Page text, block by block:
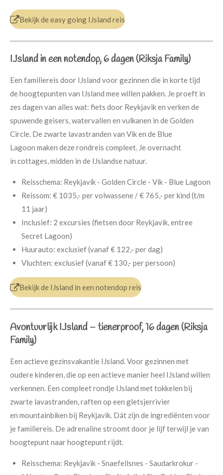
Bekijk de easy going IJsland reis
IJsland in een notendop, 6 dagen (Riksja Family)
Een familiereis door IJsland voor gezinnen die in korte tijd
de hoogtepunten van IJsland mee willen pakken. Je proeft in
zes dagen van alles wat: fiets door Reykjavik en verken de
spuwende geisers, watervallen en vulkanen in de Golden
Circle. De zwarte lavastranden van Vik en de Blue
Lagoon maken deze rondreis compleet. Je overnacht
in cottages, midden in de IJslandse natuur.
Reisschema: Reykjavík - Golden Circle - Vík - Blue Lagoon
Reissom: € 1035,- per volwassene /€ 765,- per kind (t/m
11 jaar)
Inclusief: 2 excursies (fietsen door Reykjavik, entree
Secret Lagoon)
Huurauto: exclusief (vanaf € 122,- per dag)
Vluchten: exclusief (vanaf € 130,- per persoon)
Bekijk de IJsland in een notendop reis
Avontuurlijk IJsland – tienerproof, 16 dagen (Riksja
Family)
Een actieve gezinsvakantie IJsland. Voor gezinnen met
oudere kinderen, die op een actieve manier heel IJsland willen
verkennen. Een compleet rondje IJsland met tokkelen bij
zwarte lavastranden, raften op een gletsjerrivier
en mountainbiken bij Reykjavik. Dát zijn de ingrediënten voor
je familiereis. De adrenaline stroomt door je lijf terwijl je van
hoogtepunt naar hoogtepunt rijdt.
Reisschema: Reykjavik - Snaefellsnes - Saudarkrokur -